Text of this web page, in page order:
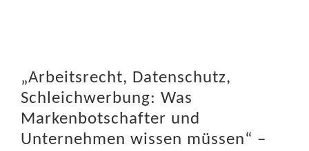
„Arbeitsrecht, Datenschutz,
Schleichwerbung: Was
Markenbotschafter und
Unternehmen wissen müssen“ –